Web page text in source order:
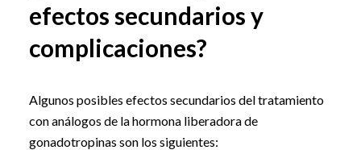
efectos secundarios y
complicaciones?
Algunos posibles efectos secundarios del tratamiento
con análogos de la hormona liberadora de
gonadotropinas son los siguientes: